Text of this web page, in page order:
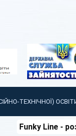
ТЕХНІЧНОЇ)
Funky Line-